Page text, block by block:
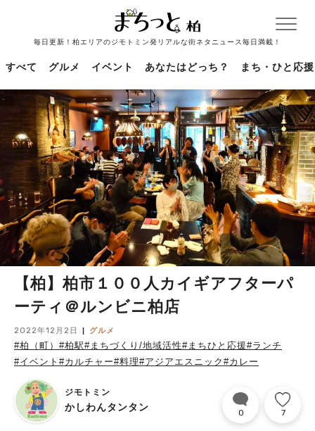
毎日更新！柏エリアのジモトミン発リアルな街ネタニュース毎日満載！
すべて グルメ イベント あなたはどっち？ まち・ひと応援
【柏】柏市１００人カイギアフターパ
ーティ＠ルンビニ柏店
2022年12月2日 グルメ
#柏（町） #柏駅#まちづくり/地域活性#まちひと応援#ランチ
#イベント #カルチャー#料理#アジアエスニック #カレー
ジモトミン
かしわんタンタン 0 7